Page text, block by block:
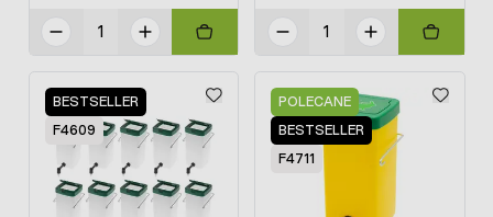
BESTSELLER
F4609
POLECANE
BESTSELLER
F4711